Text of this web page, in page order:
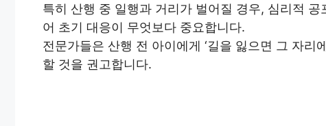
특히 산행 중 일행과 거리가 벌어질 경우, 심리적
어 초기 대응이 무엇보다 중요합니다.
전문가들은 산행 전 아이에게 ‘길을 잃으면 그 자리
할 것을 권고합니다.